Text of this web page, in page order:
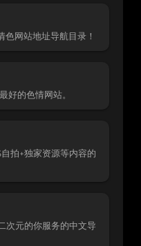
色网站地址导航目录！
好的色情网站。
拍+独家资源等内容的
次元的你服务的中文导